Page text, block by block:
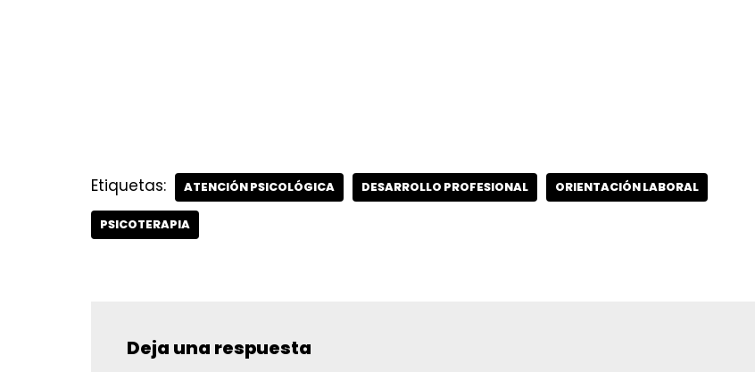
Etiquetas: ATENCIÓN PSICOLÓGICA DESARROLLO PROFESIONAL ORIENTACIÓN LABORAL
PSICOTERAPIA
Deja una respuesta